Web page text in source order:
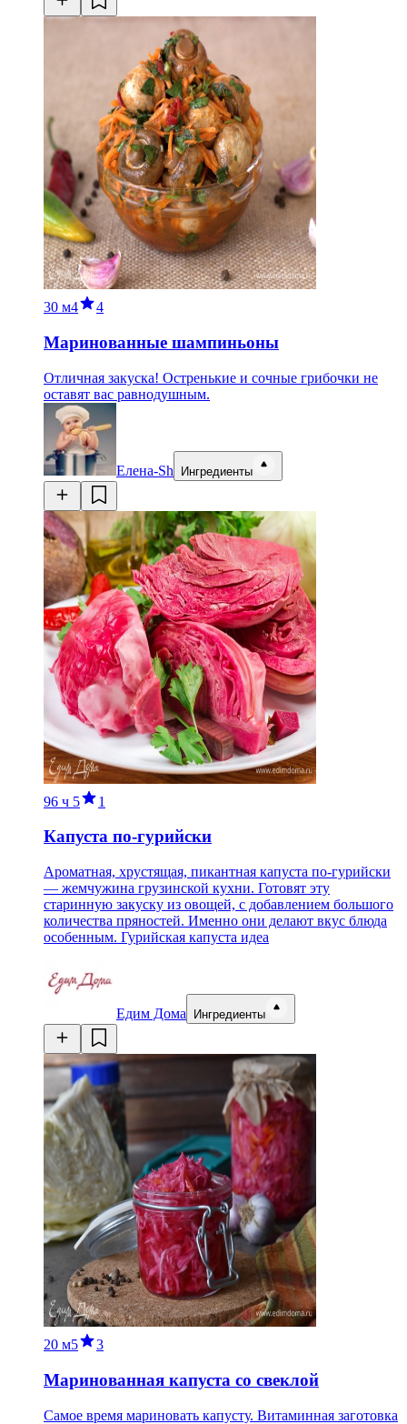
30 м4 4
Маринованные шампиньоны
Отличная закуска! Остренькие и сочные грибочки не
оставят вас равнодушным.
Елена-Sh Ингредиенты
96 ч 5 1
Капуста по-гурийски
Ароматная, хрустящая, пикантная капуста по-гурийски
— жемчужина грузинской кухни. Готовят эту
старинную закуску из овощей, с добавлением большого
количества пряностей. Именно они делают вкус блюда
особенным. Гурийская капуста идеа
Едим Дома Ингредиенты
20 м5 3
Маринованная капуста со свеклой
Самое время мариновать капусту. Витаминная заготовка